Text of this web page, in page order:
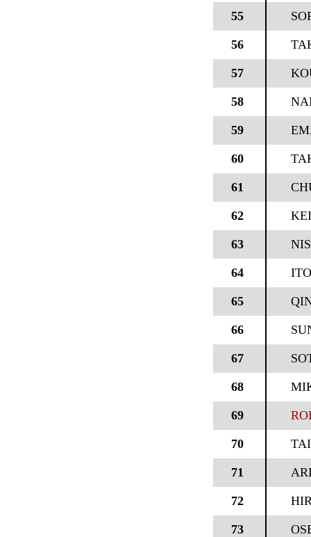
55
56
57
58
59
60
61
62
63
64
65
66
67
68
69
70
71
72
73